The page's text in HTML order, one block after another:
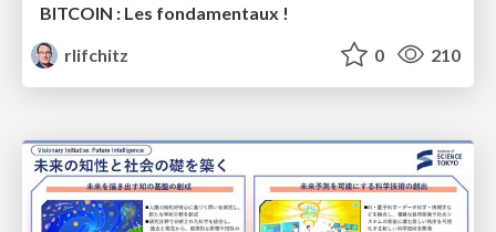
BITCOIN : Les fondamentaux !
rlifchitz
0 210